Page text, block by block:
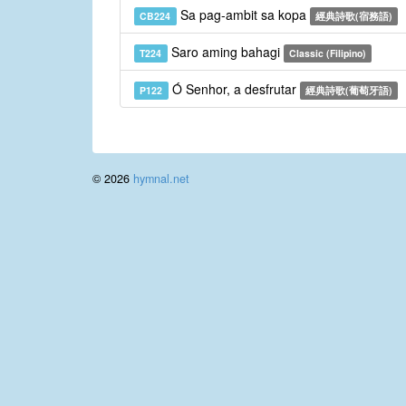
CB224 Sa pag-ambit sa kopa 經典詩歌(宿務語)
T224 Saro aming bahagi Classic (Filipino)
P122 Ó Senhor, a desfrutar 經典詩歌(葡萄牙語)
© 2026 hymnal.net